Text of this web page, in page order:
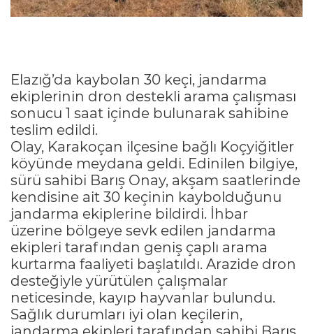
Elazığ’da kaybolan 30 keçi, jandarma
ekiplerinin dron destekli arama çalışması
sonucu 1 saat içinde bulunarak sahibine
teslim edildi.
Olay, Karakoçan ilçesine bağlı Koçyiğitler
köyünde meydana geldi. Edinilen bilgiye,
sürü sahibi Barış Onay, akşam saatlerinde
kendisine ait 30 keçinin kaybolduğunu
jandarma ekiplerine bildirdi. İhbar
üzerine bölgeye sevk edilen jandarma
ekipleri tarafından geniş çaplı arama
kurtarma faaliyeti başlatıldı. Arazide dron
desteğiyle yürütülen çalışmalar
neticesinde, kayıp hayvanlar bulundu.
Sağlık durumları iyi olan keçilerin,